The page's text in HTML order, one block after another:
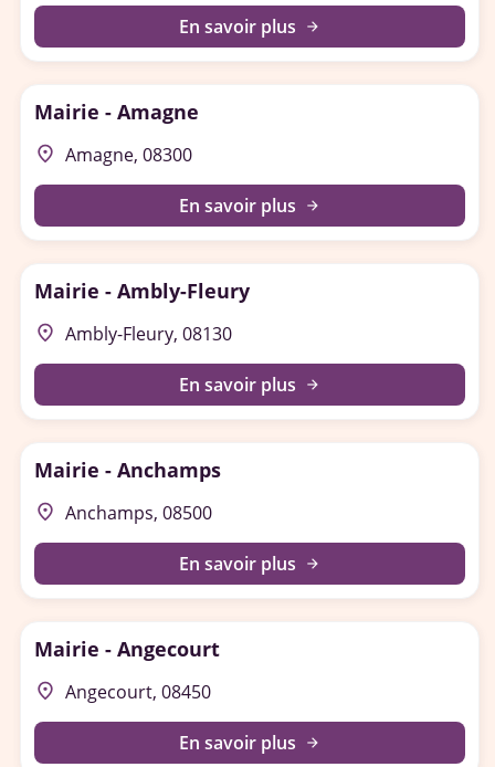
En savoir plus arrow_forward
Mairie - Amagne
place Amagne, 08300
En savoir plus arrow_forward
Mairie - Ambly-Fleury
place Ambly-Fleury, 08130
En savoir plus arrow_forward
Mairie - Anchamps
place Anchamps, 08500
En savoir plus arrow_forward
Mairie - Angecourt
place Angecourt, 08450
En savoir plus arrow_forward